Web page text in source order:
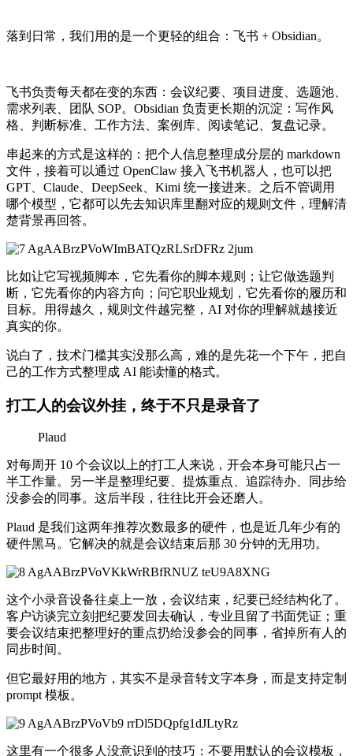
落到日常，我们用的是一个更轻的组合：飞书 + Obsidian。
飞书负责每天都在变的东西：会议纪要、项目进度、选题池、
需求列表、团队 SOP。Obsidian 负责更长期的沉淀：写作风
格、判断标准、工作方法、案例库、阅读笔记、复盘记录。
串起来的方式是这样的：把个人信息整理成分层的 markdown
文件，接着可以通过 OpenClaw 接入飞书机器人，也可以把
GPT、Claude、DeepSeek、Kimi 统一接进来。之后不管调用
哪个模型，它都可以先去知识库里翻对应的规则文件，理解清
楚背景再回答。
比如让它写视频脚本，它先看你的脚本规则；让它做选题判
断，它先看你的内容方向；问它职业规划，它先看你的履历和
目标。用得越久，规则文件越完整，AI 对你的理解就越接近
真实的你。
说白了，技术门槛其实没那么高，难的是先花一个下午，把自
己的工作方式整理成 AI 能读懂的格式。
打工人的会议外挂，终于不只是录音了
Plaud
对每周开 10 个会议以上的打工人来说，开会本身可能只占一
半工作量。另一半是整理纪要、提炼重点、追踪待办、同步给
没参会的同事。这后半段，往往比开会还磨人。
Plaud 是我们这两年推荐次数最多的硬件，也是近几年少有的
硬件黑马。它解决的就是会议结束后那 30 分钟的无用功。
这个小录音设备往桌上一放，会议结束，纪要已经结构化了。
客户访谈完立刻把纪要发回去确认，专业且留了书面凭证；重
要会议结束把整理好的重点扔给没参会的同事，省掉所有人的
同步时间。
但它最好用的地方，其实不是录音转文字本身，而是支持定制
prompt 模板。
这里有一个很多人没意识到的技巧：不要用默认的会议模板，